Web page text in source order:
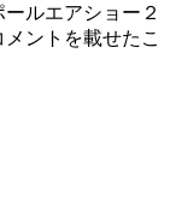
ルエアショー２
ントを載せたこ